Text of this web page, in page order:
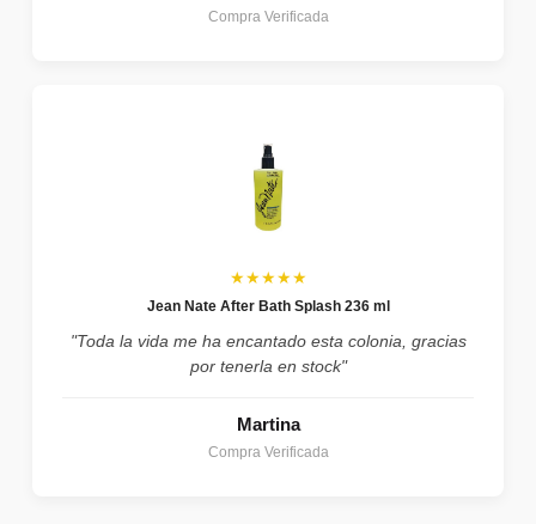
Compra Verificada
★★★★★
Jean Nate After Bath Splash 236 ml
"Toda la vida me ha encantado esta colonia, gracias
por tenerla en stock"
Martina
Compra Verificada